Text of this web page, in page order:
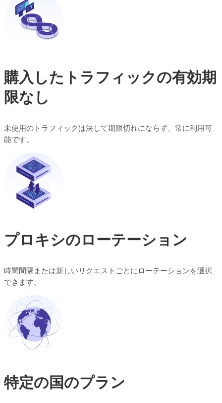
購入したトラフィックの有効期
限なし
未使用のトラフィックは決して期限切れにならず、常に利用可
能です。
プロキシのローテーション
時間間隔または新しいリクエストごとにローテーションを選択
できます。
特定の国のプラン